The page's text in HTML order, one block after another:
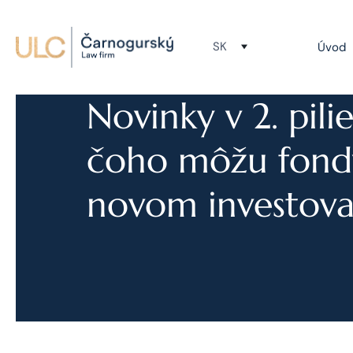
SK Úvod
Novinky v 2.
čoho môžu
novom